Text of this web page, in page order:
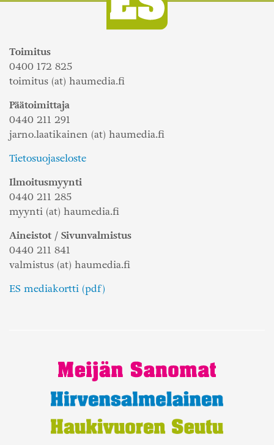
Toimitus
0400 172 825
toimitus (at) haumedia.fi
Päätoimittaja
0440 211 291
jarno.laatikainen (at) haumedia.fi
Tietosuojaseloste
Ilmoitusmyynti
0440 211 285
myynti (at) haumedia.fi
Aineistot / Sivunvalmistus
0440 211 841
valmistus (at) haumedia.fi
ES mediakortti (pdf)